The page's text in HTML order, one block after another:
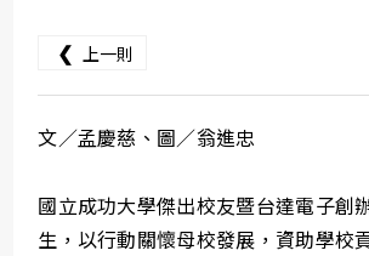
❮ 上一則
文／孟慶慈、圖／翁進忠
國立成功大學傑出校友暨台達電子創
生，以行動關懷母校發展，資助學校